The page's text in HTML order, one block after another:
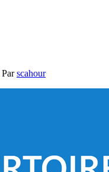
Parscahour